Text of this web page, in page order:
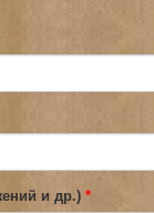
и др.) *